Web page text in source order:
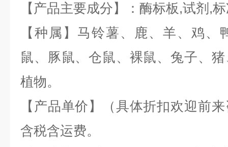
【产品主要成分】：酶标板,试剂 ,
【种属】马铃薯、鹿、羊、鸡
鼠、豚鼠、仓鼠、裸鼠、兔子、
植物。
【产品单价】（具体折扣欢迎前
含税含运费。